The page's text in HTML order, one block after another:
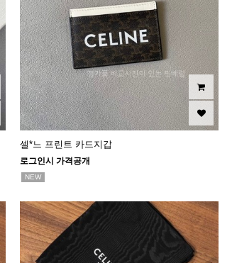
셀*느 프린트 카드지갑
로그인시 가격공개
NEW